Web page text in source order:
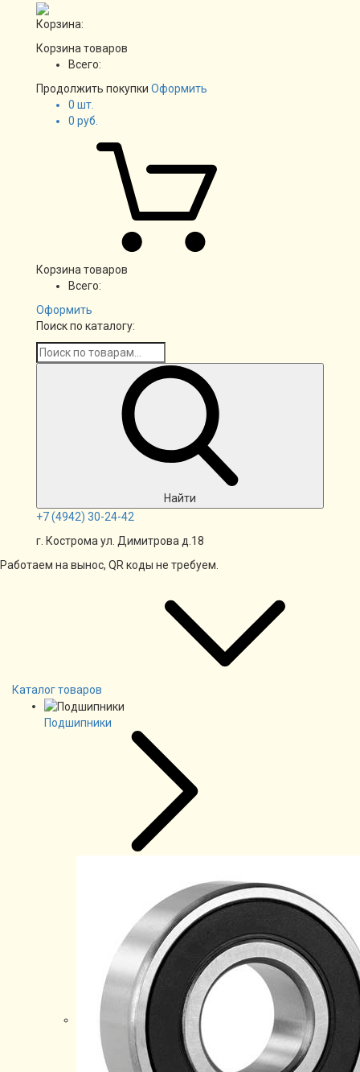
Корзина:
Корзина товаров
Всего:
Продолжить покупки Оформить
0 шт.
0 руб.
Корзина товаров
Всего:
Оформить
Поиск по каталогу:
Найти
+7(4942) 30-24-42
г. Кострома ул. Димитрова д.18
Работаем на вынос, QR коды не требуем.
Каталог товаров
Подшипники